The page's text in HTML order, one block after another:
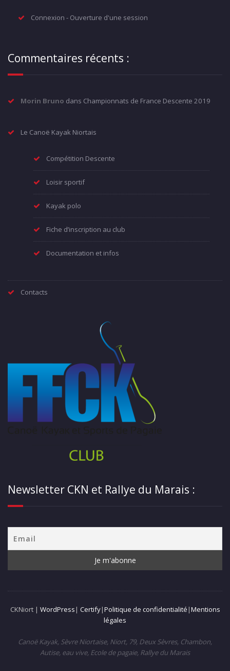
Connexion - Ouverture d'une session
Commentaires récents :
Morin Bruno dans Championnats de France Descente 2019
Le Canoë Kayak Niortais
Compétition Descente
Loisir sportif
Kayak polo
Fiche d’inscription au club
Documentation et infos
Contacts
Newsletter CKN et Rallye du Marais :
CKNiort | WordPress | Certify|Politique de confidentialité |Mentions
légales
Canoë Kayak, Sèvre Niortaise, Niort, 79, Deux Sèvres, Chambon,
Autise, eau vive, Ecole de pagaie, Rallye du Marais